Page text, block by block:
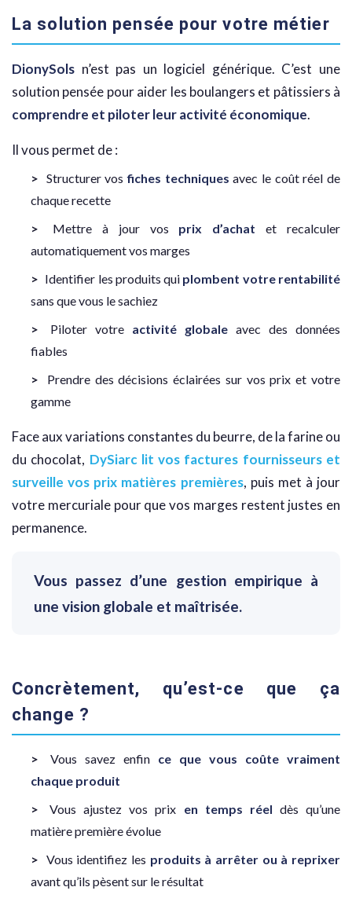
La solution pensée pour votre métier
DionySols n’est pas un logiciel générique. C’est une
solution pensée pour aider les boulangers et pâtissiers à
comprendre et piloter leur activité économique.
Il vous permet de :
Structurer vosfiches techniques avec le coût réel de
chaque recette
Mettre à jour vos prix d’achat et recalculer
automatiquement vos marges
Identifier les produits qui plombent votre rentabilité
sans que vous le sachiez
Piloter votre activité globale avec des données
fiables
Prendre des décisions éclairées sur vos prix et votre
gamme
Face aux variations constantes du beurre, de la farine ou
du chocolat, DySiarc lit vos factures fournisseurs et
surveille vos prix matières premières, puis met à jour
votre mercuriale pour que vos marges restent justes en
permanence.
Vous passez d’une gestion empirique à
une vision globale et maîtrisée.
Concrètement, qu’est-ce que ça
change ?
Vous savez enfin ce que vous coûte vraiment
chaque produit
Vous ajustez vos prix en temps réel dès qu’une
matière première évolue
Vous identifiez les produits à arrêter ou à reprixer
avant qu’ils pèsent sur le résultat